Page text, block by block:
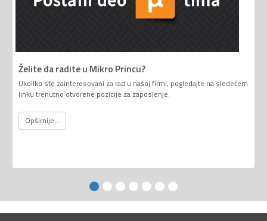
Želite da radite u Mikro Princu?
Ukoliko ste zainteresovani za rad u našoj firmi, pogledajte na sledećem
linku trenutno otvorene pozicije za zaposlenje.
Opširnije...